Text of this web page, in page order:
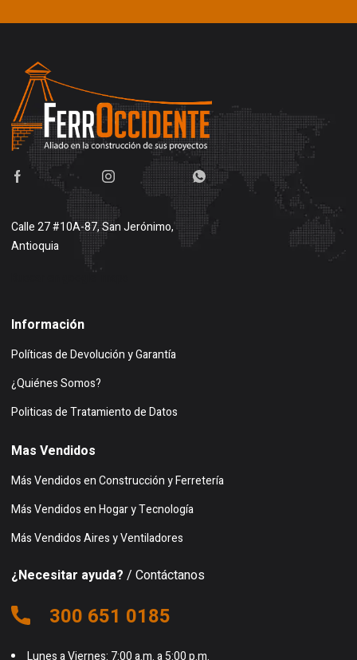
Calle 27 #10A-87, San Jerónimo,
Antioquia
Información
Políticas de Devolución y Garantía
¿Quiénes Somos?
Politicas de Tratamiento de Datos
Mas Vendidos
Más Vendidos en Construcción y Ferretería
Más Vendidos en Hogar y Tecnología
Más Vendidos Aires y Ventiladores
¿Necesitar ayuda? / Contáctanos
300 651 0185
Lunes a Viernes: 7:00 a.m. a 5:00 p.m.